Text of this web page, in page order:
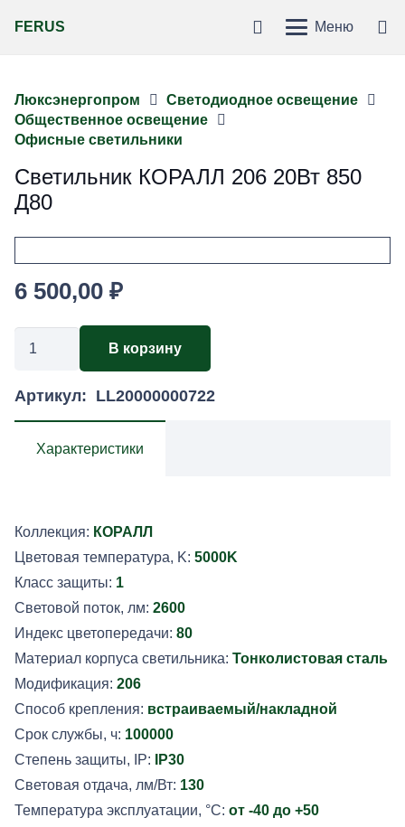
FERUS Меню
Люксэнергопром
Светодиодное освещение
Общественное освещение
Офисные светильники
Светильник КОРАЛЛ 206 20Вт 850
Д80
6 500,00 ₽
Светильник
206
В корзину
Артикул: LL20000000722
Характеристики
Коллекция: КОРАЛЛ
Цветовая температура, K: 5000K
Класс защиты: 1
Световой поток, лм: 2600
Индекс цветопередачи: 80
Материал корпуса светильника: Тонколистовая сталь
Модификация: 206
Способ крепления: встраиваемый/накладной
Срок службы, ч: 100000
Степень защиты, IP:
IP30
Световая отдача, лм/Вт: 130
Температура эксплуатации, °C: от -40 до +50